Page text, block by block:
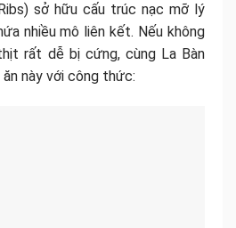
sở hữu cấu trúc nạc mỡ lý
nhiều mô liên kết. Nếu không
rất dễ bị cứng, cùng La Bàn
này với công thức: